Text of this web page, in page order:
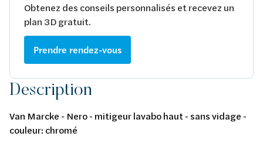
Obtenez des conseils personnalisés et recevez un
plan 3D gratuit.
Prendre rendez-vous
Description
Van Marcke - Nero - mitigeur lavabo haut - sans vidage -
couleur: chromé